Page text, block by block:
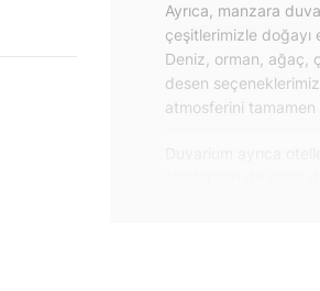
Ayrıca, manzara
çeşitlerimizle doğayı
Deniz, orman, ağaç,
desen
atmosferini tamamen
alanlar için de proje